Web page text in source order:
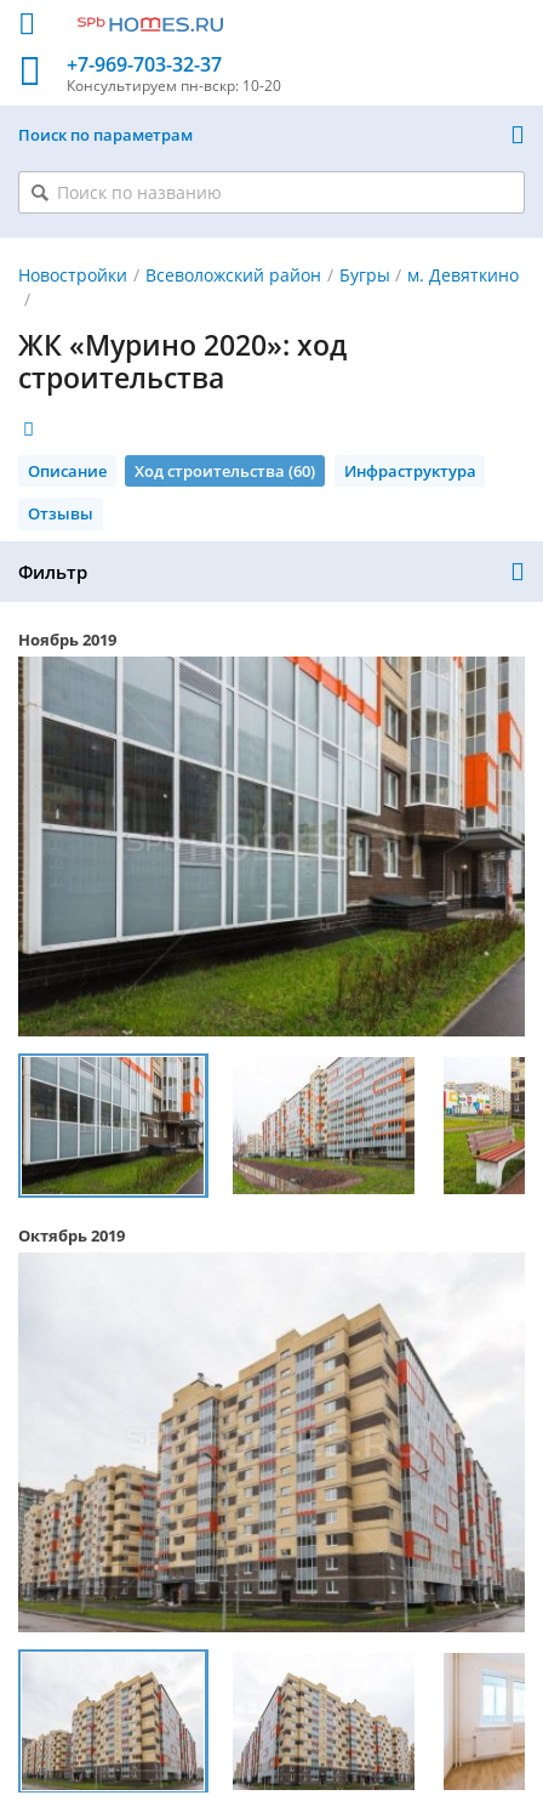
+7-969-703-32-37
Консультируем пн-вскр: 10-20
Поиск по параметрам
Новостройки Всеволожский район Бугры м. Девяткино
ЖК «Мурино 2020»: ход
строительства
Описание Ход строительства (60)
Инфраструктура
Отзывы
Фильтр
Ноябрь 2019
Октябрь 2019